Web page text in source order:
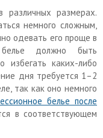
различных размерах.
немного сложным,
одевать его проще в
белье должно быть
избегать каких-либо
дня требуется 1–2
так как оно немного
белье после
в соответствующем